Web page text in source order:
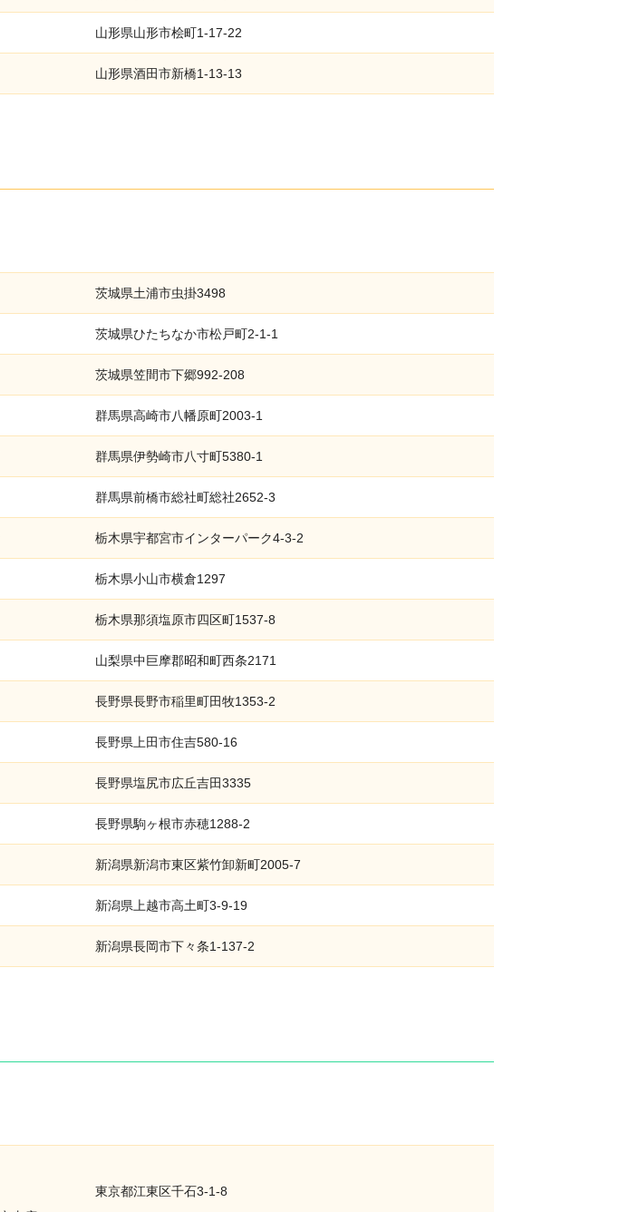
山形県山形市桧町1-17-22
山形県酒田市新橋1-13-13
茨城県土浦市虫掛3498
茨城県ひたちなか市松戸町2-1-1
茨城県笠間市下郷992-208
群馬県高崎市八幡原町2003-1
群馬県伊勢崎市八寸町5380-1
群馬県前橋市総社町総社2652-3
栃木県宇都宮市インターパーク4-3-2
栃木県小山市横倉1297
栃木県那須塩原市四区町1537-8
山梨県中巨摩郡昭和町西条2171
長野県長野市稲里町田牧1353-2
長野県上田市住吉580-16
長野県塩尻市広丘吉田3335
長野県駒ヶ根市赤穂1288-2
新潟県新潟市東区紫竹卸新町2005-7
新潟県上越市高土町3-9-19
新潟県長岡市下々条1-137-2
東京都江東区千石3-1-8